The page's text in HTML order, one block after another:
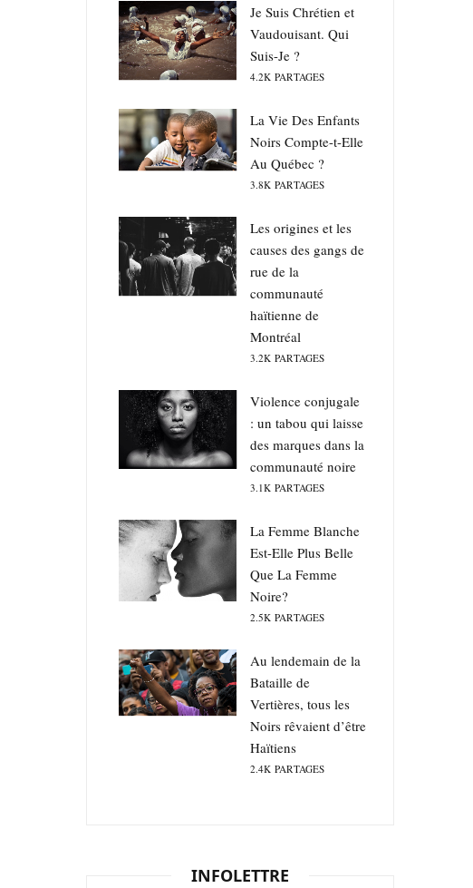
Je Suis Chrétien et
Vaudouisant. Qui
Suis-Je ?
4.2K PARTAGES
La Vie Des Enfants
Noirs Compte-t-Elle
Au Québec ?
3.8K PARTAGES
Les origines et les
causes des gangs de
rue de la
communauté
haïtienne de
Montréal
3.2K PARTAGES
Violence conjugale
: un tabou qui laisse
des marques dans la
communauté noire
3.1K PARTAGES
La Femme Blanche
Est-Elle Plus Belle
Que La Femme
Noire?
2.5K PARTAGES
Au lendemain de la
Bataille de
Vertières, tous les
Noirs rêvaient d’être
Haïtiens
2.4K PARTAGES
INFOLETTRE